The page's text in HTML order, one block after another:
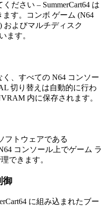
ださい – SummerCart64 は
す。コンボ ゲーム (N64
およびマルチディスク
ます。
く、すべての N64 コンソー
切り替えは自動的に行わ
内に保存されます。
フトウェアである
コンソール上でゲーム ラ
できます。
御
に組み込まれたブー